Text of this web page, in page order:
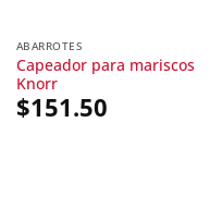
ABARROTES
Capeador para mariscos
Knorr
$151.50